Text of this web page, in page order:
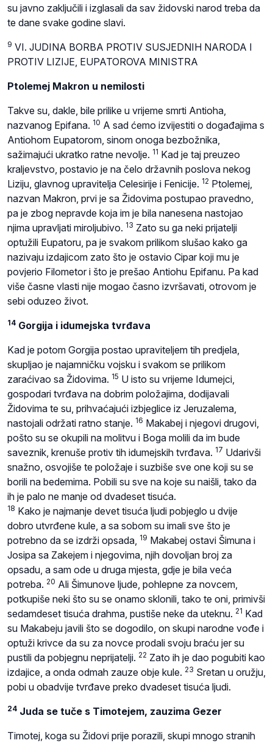
su javno zaključili i izglasali da sav židovski narod treba da
te dane svake godine slavi.
9 VI. JUDINA BORBA PROTIV SUSJEDNIH NARODA I
PROTIV LIZIJE, EUPATOROVA MINISTRA
Ptolemej Makron u nemilosti
Takve su, dakle, bile prilike u vrijeme smrti Antioha,
nazvanog Epifana. 10 A sad ćemo izvijestiti o događajima s
Antiohom Eupatorom, sinom onoga bezbožnika,
sažimajući ukratko ratne nevolje. 11 Kad je taj preuzeo
kraljevstvo, postavio je na čelo državnih poslova nekog
Liziju, glavnog upravitelja Celesirije i Fenicije. 12 Ptolemej,
nazvan Makron, prvi je sa Židovima postupao pravedno,
pa je zbog nepravde koja im je bila nanesena nastojao
njima upravljati miroljubivo. 13 Zato su ga neki prijatelji
optužili Eupatoru, pa je svakom prilikom slušao kako ga
nazivaju izdajicom zato što je ostavio Cipar koji mu je
povjerio Filometor i što je prešao Antiohu Epifanu. Pa kad
više časne vlasti nije mogao časno izvršavati, otrovom je
sebi oduzeo život.
14 Gorgija i idumejska tvrđava
Kad je potom Gorgija postao upraviteljem tih predjela,
skupljao je najamničku vojsku i svakom se prilikom
zaraćivao sa Židovima. 15 U isto su vrijeme Idumejci,
gospodari tvrđava na dobrim položajima, dodijavali
Židovima te su, prihvaćajući izbjeglice iz Jeruzalema,
nastojali održati ratno stanje. 16 Makabej i njegovi drugovi,
pošto su se okupili na molitvu i Boga molili da im bude
saveznik, krenuše protiv tih idumejskih tvrđava. 17 Udarivši
snažno, osvojiše te položaje i suzbiše sve one koji su se
borili na bedemima. Pobili su sve na koje su naišli, tako da
ih je palo ne manje od dvadeset tisuća.
18 Kako je najmanje devet tisuća ljudi pobjeglo u dvije
dobro utvrđene kule, a sa sobom su imali sve što je
potrebno da se izdrži opsada, 19 Makabej ostavi Šimuna i
Josipa sa Zakejem i njegovima, njih dovoljan broj za
opsadu, a sam ode u druga mjesta, gdje je bila veća
potreba. 20 Ali Šimunove ljude, pohlepne za novcem,
potkupiše neki što su se onamo sklonili, tako te oni, primivši
sedamdeset tisuća drahma, pustiše neke da uteknu. 21 Kad
su Makabeju javili što se dogodilo, on skupi narodne vođe i
optuži krivce da su za novce prodali svoju braću jer su
pustili da pobjegnu neprijatelji. 22 Zato ih je dao pogubiti kao
izdajice, a onda odmah zauze obje kule. 23 Sretan u oružju,
pobi u obadvije tvrđave preko dvadeset tisuća ljudi.
24 Juda se tuče s Timotejem, zauzima Gezer
Timotej, koga su Židovi prije porazili, skupi mnogo stranih